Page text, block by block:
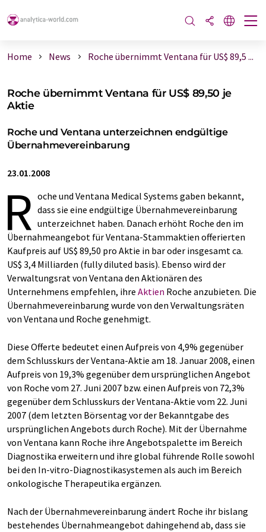
Home News Roche übernimmt Ventana für US$ 89,5 ...
Roche übernimmt Ventana für US$ 89,50 je
Aktie
Roche und Ventana unterzeichnen endgültige
Übernahmevereinbarung
23.01.2008
R oche und Ventana Medical Systems gaben bekannt,
dass sie eine endgültige Übernahmevereinbarung
unterzeichnet haben. Danach erhöht Roche den im
Übernahmeangebot für Ventana-Stammaktien offerierten
Kaufpreis auf US$ 89,50 pro Aktie in bar oder insgesamt ca.
US$ 3,4 Milliarden (fully diluted basis). Ebenso wird der
Verwaltungsrat von Ventana den Aktionären des
Unternehmens empfehlen, ihre Aktien Roche anzubieten. Die
Übernahmevereinbarung wurde von den Verwaltungsräten
von Ventana und Roche genehmigt.
Diese Offerte bedeutet einen Aufpreis von 4,9% gegenüber
dem Schlusskurs der Ventana-Aktie am 18. Januar 2008, einen
Aufpreis von 19,3% gegenüber dem ursprünglichen Angebot
von Roche vom 27. Juni 2007 bzw. einen Aufpreis von 72,3%
gegenüber dem Schlusskurs der Ventana-Aktie vom 22. Juni
2007 (dem letzten Börsentag vor der Bekanntgabe des
ursprünglichen Angebots durch Roche). Mit der Übernahme
von Ventana kann Roche ihre Angebotspalette im Bereich
Diagnostika erweitern und ihre global führende Rolle sowohl
bei den In-vitro-Diagnostikasystemen als auch im Bereich
onkologische Therapeutika ergänzen.
Nach der Übernahmevereinbarung ändert Roche ihr bislang
bestehendes Übernahmeangebot dahingehend ab, dass sie